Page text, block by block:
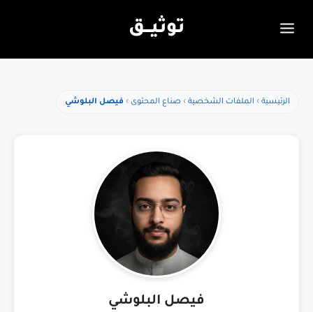
توثيـــق
الرئيسية الملفات الشخصية صناع المحتوى فيصل البلوشي
فيصل البلوشي